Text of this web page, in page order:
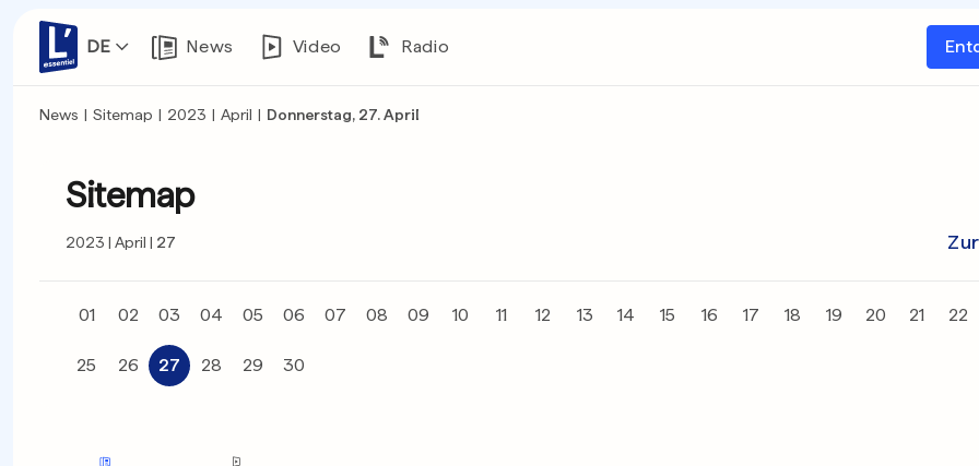
DE News Video Radio
News | Sitemap | 2023 | April | Donnerstag, 27. April
Sitemap
2023 April 27
01 02 03 04 05 06 07 08 09 10 11 12 13 14 15 16 17 18 19 20 21 22
25 26 27 28 29 30